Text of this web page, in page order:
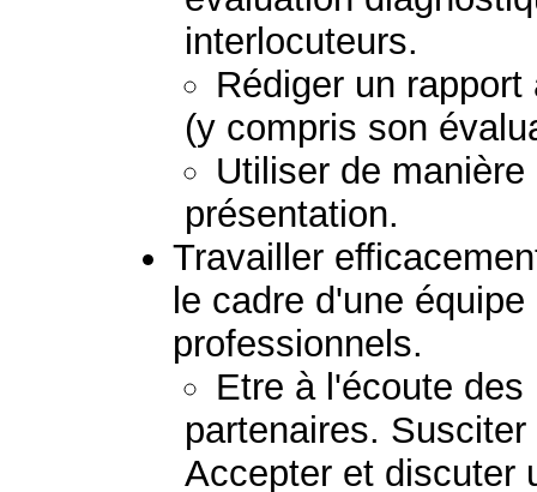
interlocuteurs.
Rédiger un
(y compris son
Utiliser de
présentation.
Travailler
le cadre d'une
professionnels.
Etre à l'écoute
partenaires.
Accepter et discuter